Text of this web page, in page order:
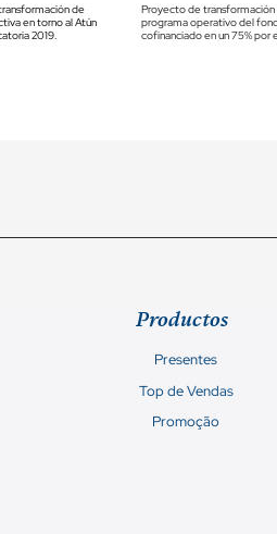
de
en torno al Atún
2019.
Proyecto de transformación
programa operativo del
cofinanciado en un 75% por
Productos
Presentes
Top de Vendas
Promoção